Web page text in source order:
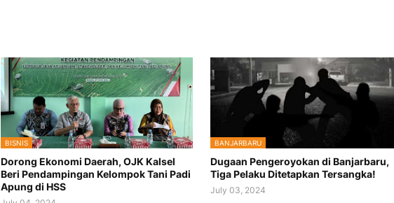
BISNIS
Dorong Ekonomi Daerah, OJK Kalsel
Beri Pendampingan Kelompok Tani Padi
Apung di HSS
BANJARBARU
Dugaan Pengeroyokan di Banjarbaru,
Tiga Pelaku Ditetapkan Tersangka!
July 03, 2024